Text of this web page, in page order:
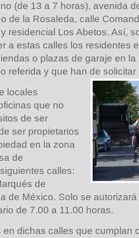
(de 13 a 7 horas), avenida
de la Rosaleda, calle
residencial Los Abetos. Así,
a estas calles los residentes
o plazas de garaje en
referida y que han de
locales
que no
de ser
ser propietarios
en la zona
de
calles:
de
de México. Solo se
de 7.00 a 11.00 horas.
dichas calles que cumplan